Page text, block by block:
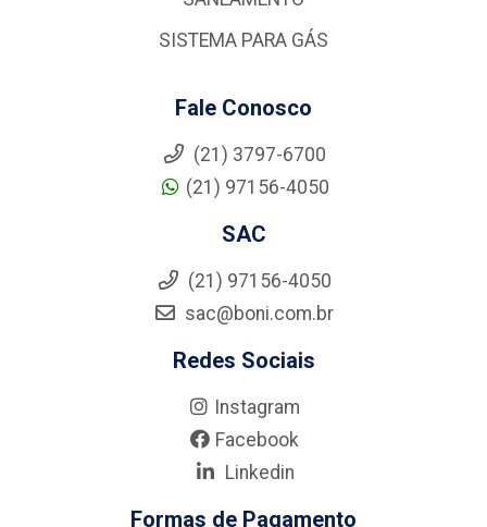
SISTEMA PARA GÁS
Fale Conosco
(21) 3797-6700
(21) 97156-4050
SAC
(21) 97156-4050
sac@boni.com.br
Redes Sociais
Instagram
Facebook
Linkedin
Formas de Pagamento